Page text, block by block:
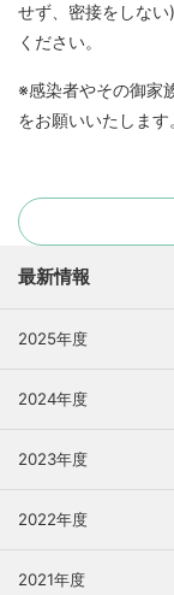
せず、密接をしな
ください。
※感染者やその御家
をお願いいたします
最新情報
2025年度
2024年度
2023年度
2022年度
2021年度